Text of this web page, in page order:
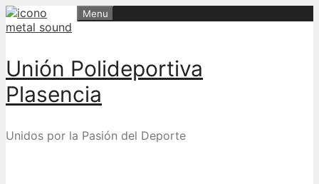
Skip
to
Unión Polideportiva
Plasencia
Unidos por la Pasión del Deporte
Menu